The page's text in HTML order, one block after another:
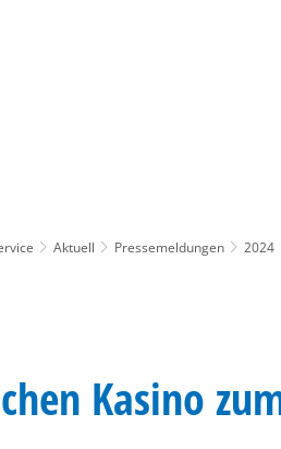
Aktuell Pressemeldungen 2024
Kasino